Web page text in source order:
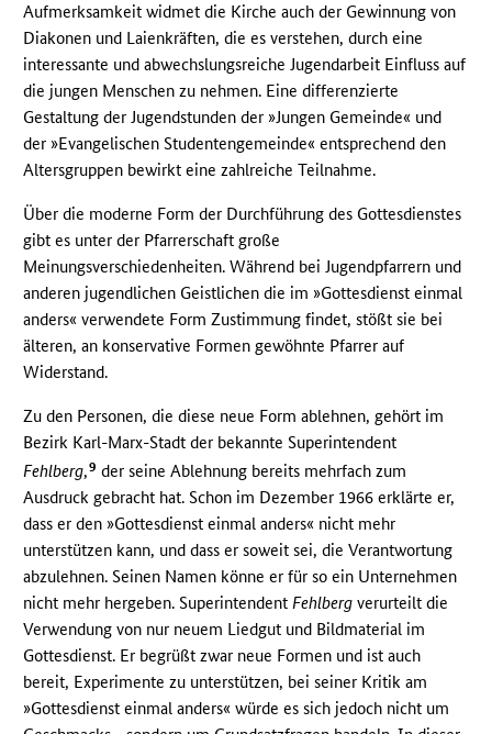
Aufmerksamkeit widmet die Kirche auch der Gewinnung von
Diakonen und Laienkräften, die es verstehen, durch eine
interessante und abwechslungsreiche Jugendarbeit Einfluss auf
die jungen Menschen zu nehmen. Eine differenzierte
Gestaltung der Jugendstunden der »Jungen Gemeinde« und
der »Evangelischen Studentengemeinde« entsprechend den
Altersgruppen bewirkt eine zahlreiche Teilnahme.
Über die moderne Form der Durchführung des Gottesdienstes
gibt es unter der Pfarrerschaft große
Meinungsverschiedenheiten. Während bei Jugendpfarrern und
anderen jugendlichen Geistlichen die im »Gottesdienst einmal
anders« verwendete Form Zustimmung findet, stößt sie bei
älteren, an konservative Formen gewöhnte Pfarrer auf
Widerstand.
Zu den Personen, die diese neue Form ablehnen, gehört im
Bezirk Karl-Marx-Stadt der bekannte Superintendent
Fehlberg,9 der seine Ablehnung bereits mehrfach zum
Ausdruck gebracht hat. Schon im Dezember 1966 erklärte er,
dass er den »Gottesdienst einmal anders« nicht mehr
unterstützen kann, und dass er soweit sei, die Verantwortung
abzulehnen. Seinen Namen könne er für so ein Unternehmen
nicht mehr hergeben. SuperintendentFehlberg verurteilt die
Verwendung von nur neuem Liedgut und Bildmaterial im
Gottesdienst. Er begrüßt zwar neue Formen und ist auch
bereit, Experimente zu unterstützen, bei seiner Kritik am
»Gottesdienst einmal anders« würde es sich jedoch nicht um